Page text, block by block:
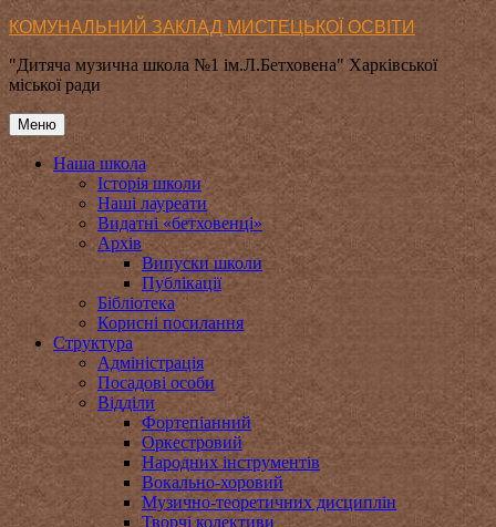
Перейти
вмісту
КОМУНАЛЬНИЙ ЗАКЛАД МИСТЕЦЬКОЇ ОСВІТИ
"Дитяча музична школа №1 ім.Л.Бетховена" Харківської
міської ради
Меню
Наша школа
Історія школи
Наші лауреати
Видатні «бетховенці»
Архів
Випуски школи
Публікації
Бібліотека
Корисні посилання
Структура
Адміністрація
Посадові особи
Відділи
Фортепіанний
Оркестровий
Народних інструментів
Вокально-хоровий
Музично-теоретичних дисциплін
Творчі колективи